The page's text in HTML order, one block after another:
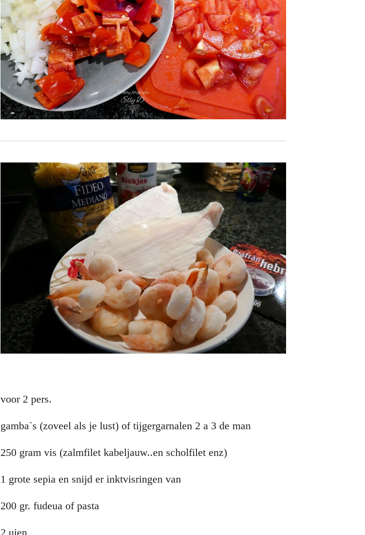
voor 2 pers.
gamba`s (zoveel als je lust) of tijgergarnalen 2 a 3 de man
250 gram vis (zalmfilet kabeljauw..en scholfilet enz)
1 grote sepia en snijd er inktvisringen van
200 gr. fudeua of pasta
2 uien